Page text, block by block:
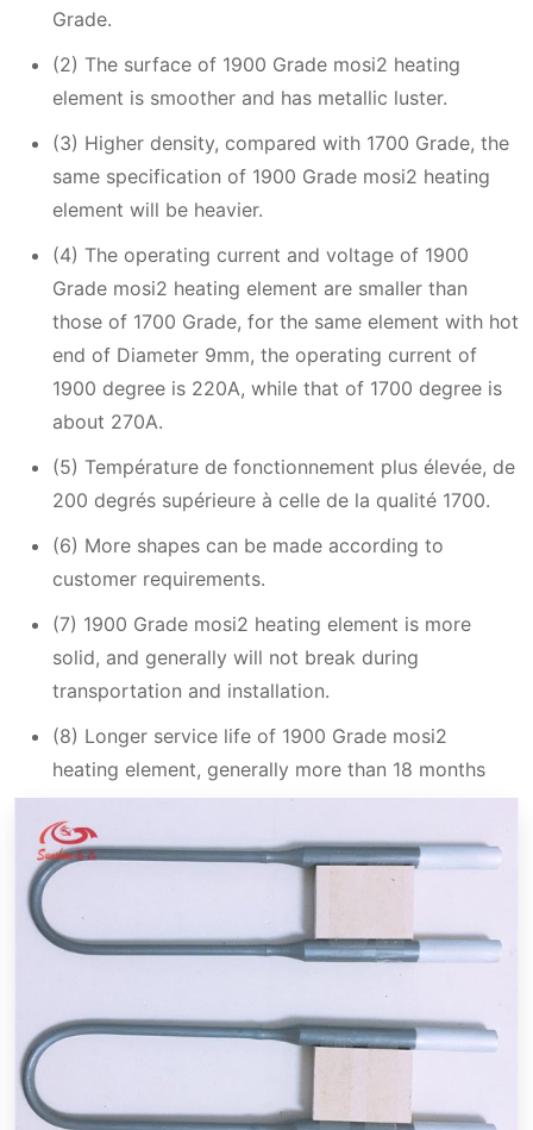
Grade.
(2) The surface of 1900 Grade mosi2 heating
element is smoother and has metallic luster.
(3) Higher density, compared with 1700 Grade, the
same specification of 1900 Grade mosi2 heating
element will be heavier.
(4) The operating current and voltage of 1900
Grade mosi2 heating element are smaller than
those of 1700 Grade, for the same element with hot
end of Diameter 9mm, the operating current of
1900 degree is 220A, while that of 1700 degree is
about 270A.
(5) Température de fonctionnement plus élevée, de
200 degrés supérieure à celle de la qualité 1700.
(6) More shapes can be made according to
customer requirements.
(7) 1900 Grade mosi2 heating element is more
solid, and generally will not break during
transportation and installation.
(8) Longer service life of 1900 Grade mosi2
heating element, generally more than 18 months